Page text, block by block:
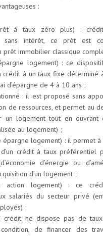
:
à taux zéro plus) : crédit
sans intérêt, ce prêt est
prêt immobilier classique
logement) : ce
crédit à un taux fixe déterminé à
d’épargne de 4 à 10 ans ;
: il est proposé sans
de ressources, et permet au
un logement tout en ouvrant
au logement) ;
épargne logement) : il permet à
crédit à taux préférentiel
d’énergie ou
d’un logement ;
logement) : ce crédit
salariés du secteur privé
;
crédit ne dispose pas de
de financer des